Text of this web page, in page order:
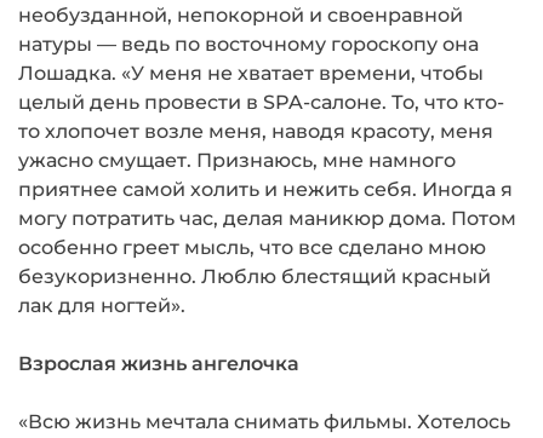
необузданной, непокорной и своенравной
натуры — ведь по восточно­му гороскопу она
Лошадка. «У меня не хва­тает времени, чтобы
целый день провести в SPA-салоне. То, что кто-
то хлопочет возле меня, наводя красоту, меня
ужасно сму­щает. Признаюсь, мне намного
приятнее самой холить и нежить себя. Иногда я
могу потратить час, делая маникюр дома. Потом
особенно греет мысль, что все сделано мною
безукоризненно. Люблю блестящий крас­ный
лак для ногтей».
Взрослая жизнь ангелочка
«Всю жизнь мечтала снимать фильмы. Хоте­лось